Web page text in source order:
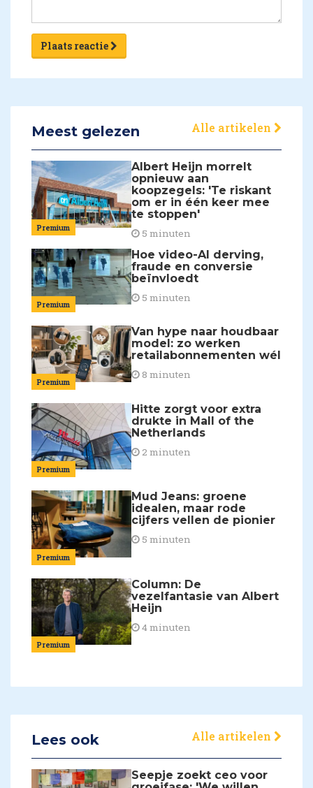
Plaats reactie
Meest gelezen Alle artikelen
Premium
Albert Heijn morrelt
opnieuw aan
koopzegels: 'Te riskant
om er in één keer mee
te stoppen'
5 minuten
Premium
Hoe video-AI derving,
fraude en conversie
beïnvloedt
5 minuten
Premium
Van hype naar houdbaar
model: zo werken
retailabonnementen wél
8 minuten
Premium
Hitte zorgt voor extra
drukte in Mall of the
Netherlands
2 minuten
Premium
Mud Jeans: groene
idealen, maar rode
cijfers vellen de pionier
5 minuten
Premium
Column: De
vezelfantasie van Albert
Heijn
4 minuten
Lees ook Alle artikelen
Seepje zoekt ceo voor